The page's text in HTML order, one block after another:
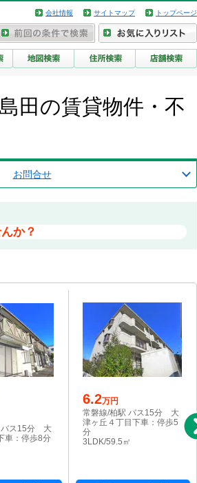
会社情報 サイトマップ トップページ
田の賃貸物件・不
お問合せ
か？
バス15分 大
車：停歩8分
6.2万円
常磐線/柏駅 バス15分 大
津ヶ丘４丁目下車：停歩5
分
3LDK/59.5㎡